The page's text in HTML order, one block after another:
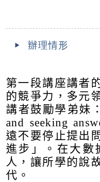
辦理情形
第一段講座講者
的競爭力，多元
講者鼓勵學弟妹
and seeking
遠不要停止提出
進步」。在大數
人，讓所學的說
代。